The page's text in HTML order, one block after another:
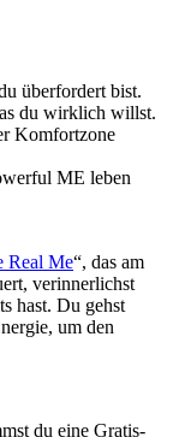
überfordert bist.
du wirklich willst.
Komfortzone
ME leben
Real Me“, das am
verinnerlichst
hast. Du gehst
um den
du eine Gratis-